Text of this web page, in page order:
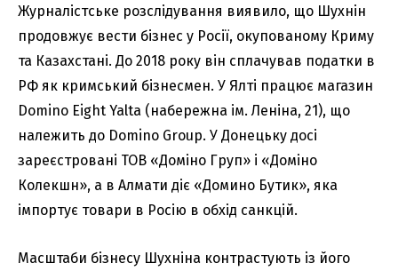
Журналістське розслідування виявило, що Шухнін
продовжує вести бізнес у Росії, окупованому Криму
та Казахстані. До 2018 року він сплачував податки в
РФ як кримський бізнесмен. У Ялті працює магазин
Domino Eight Yalta (набережна ім. Леніна, 21), що
належить до Domino Group. У Донецьку досі
зареєстровані ТОВ «Доміно Груп» і «Доміно
Колекшн», а в Алмати діє «Домино Бутик», яка
імпортує товари в Росію в обхід санкцій.
Масштаби бізнесу Шухніна контрастують із його